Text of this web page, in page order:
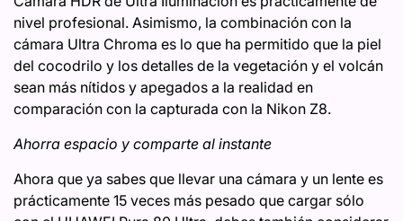
nivel profesional. Asimismo, la combinación con la
cámara Ultra Chroma es lo que ha permitido que la piel
del cocodrilo y los detalles de la vegetación y el volcán
sean más nítidos y apegados a la realidad en
comparación con la capturada con la Nikon Z8.
Ahorra espacio y comparte al instante
Ahora que ya sabes que llevar una cámara y un lente es
prácticamente 15 veces más pesado que cargar sólo